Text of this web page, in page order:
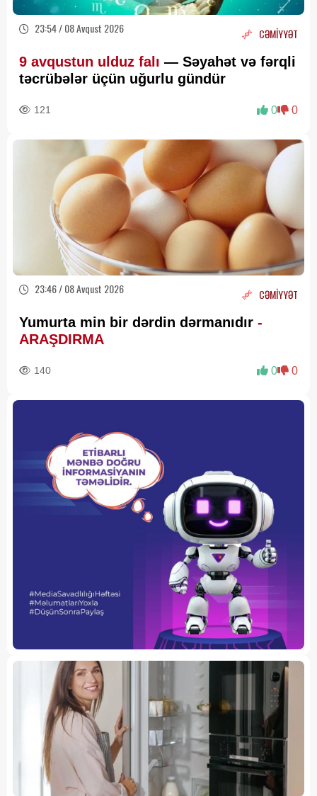
23:54 / 08 Avqust 2026 CƏMİYYƏT
9 avqustun ulduz falı — Səyahət və fərqli
təcrübələr üçün uğurlu gündür
121 0 0
23:46 / 08 Avqust 2026 CƏMİYYƏT
Yumurta min bir dərdin dərmanıdır -
ARAŞDIRMA
140 0 0